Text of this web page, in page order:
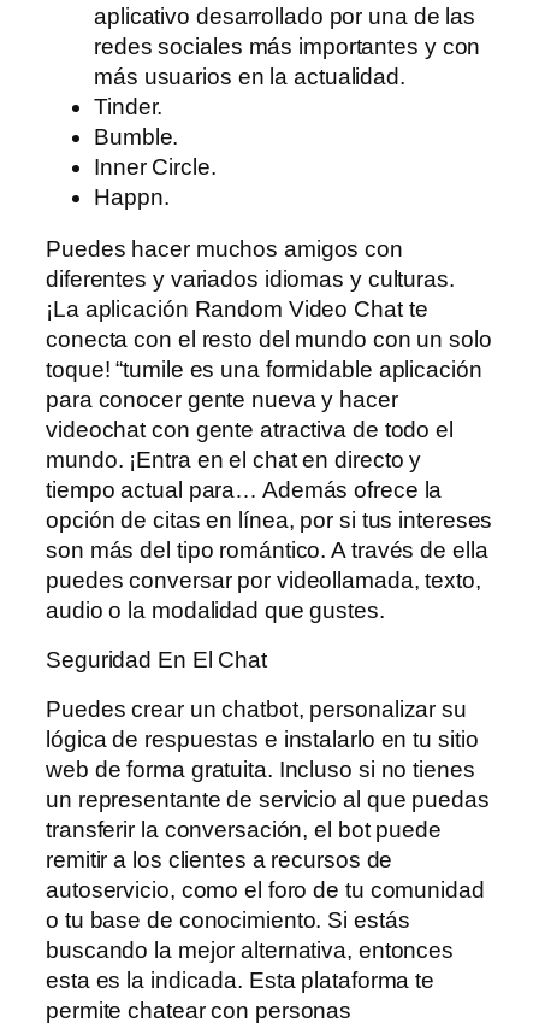
aplicativo desarrollado por una de las
redes sociales más importantes y con
más usuarios en la actualidad.
Tinder.
Bumble.
Inner Circle.
Happn.
Puedes hacer muchos amigos con
diferentes y variados idiomas y culturas.
¡La aplicación Random Video Chat te
conecta con el resto del mundo con un solo
toque! “tumile es una formidable aplicación
para conocer gente nueva y hacer
videochat con gente atractiva de todo el
mundo. ¡Entra en el chat en directo y
tiempo actual para… Además ofrece la
opción de citas en línea, por si tus intereses
son más del tipo romántico. A través de ella
puedes conversar por videollamada, texto,
audio o la modalidad que gustes.
Seguridad En El Chat
Puedes crear un chatbot, personalizar su
lógica de respuestas e instalarlo en tu sitio
web de forma gratuita. Incluso si no tienes
un representante de servicio al que puedas
transferir la conversación, el bot puede
remitir a los clientes a recursos de
autoservicio, como el foro de tu comunidad
o tu base de conocimiento. Si estás
buscando la mejor alternativa, entonces
esta es la indicada. Esta plataforma te
permite chatear con personas